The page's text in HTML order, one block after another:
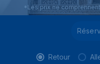
*Les prix ne
Retour